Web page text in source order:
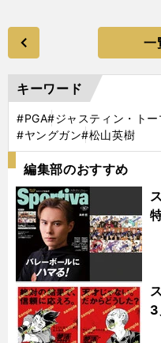
一
キーワード
#PGA#ジャスティン・トー
#ヤングガン#松山英樹
編集部のおすすめ
3